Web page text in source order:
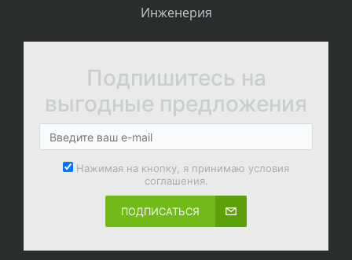
Инженерия
Подпишитесь на
выгодные предложения
Нажимая на кнопку, я принимаю условия
соглашения.
ПОДПИСАТЬСЯ